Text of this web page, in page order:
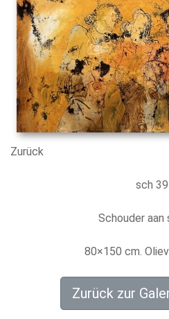
Zurück
sch
Schouder aan
80×150 cm.
Zurück zur